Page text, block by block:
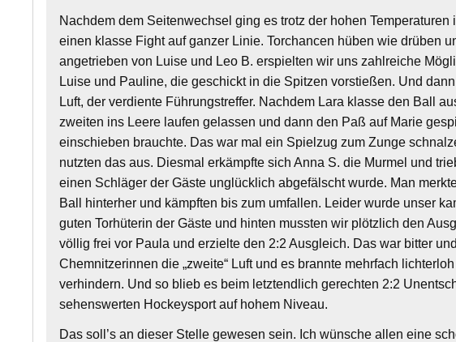
Nachdem dem Seitenwechsel ging es trotz der hohen
einen klasse Fight auf ganzer Linie. Torchancen hüben wie drüben
angetrieben von Luise und Leo B. erspielten wir uns zahlreiche
Luise und Pauline, die geschickt in die Spitzen vorstießen. Und
Luft, der verdiente Führungstreffer. Nachdem Lara klasse den Ball
zweiten ins Leere laufen gelassen und dann den Paß auf Marie
einschieben brauchte. Das war mal ein Spielzug zum Zunge
nutzten das aus. Diesmal erkämpfte sich Anna S. die Murmel und
einen Schläger der Gäste unglücklich abgefälscht wurde. Man
Ball hinterher und kämpften bis zum umfallen. Leider wurde unser
guten Torhüterin der Gäste und hinten mussten wir plötzlich den
völlig frei vor Paula und erzielte den 2:2 Ausgleich. Das war bitter
Chemnitzerinnen die „zweite“ Luft und es brannte mehrfach
verhindern. Und so blieb es beim letztendlich gerechten 2:2
sehenswerten Hockeysport auf hohem Niveau.
Das soll’s an dieser Stelle gewesen sein. Ich wünsche allen eine